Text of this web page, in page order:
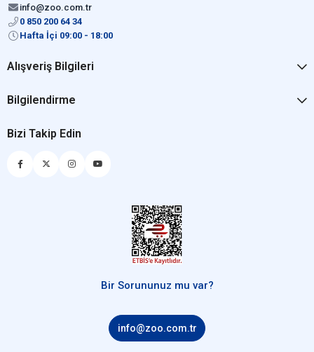
info@zoo.com.tr
0 850 200 64 34
Hafta İçi 09:00 - 18:00
Alışveriş Bilgileri
Bilgilendirme
Bizi Takip Edin
Bir Sorununuz mu var?
info@zoo.com.tr